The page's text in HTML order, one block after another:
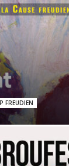
FREUDIEN